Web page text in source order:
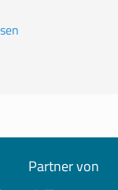
Partner von